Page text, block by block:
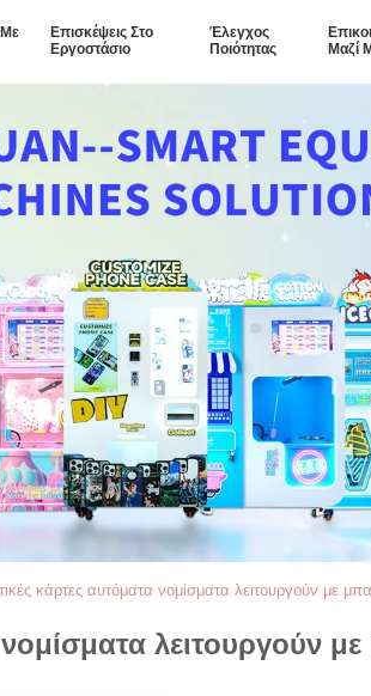
Με
Επισκέψεις Στο
Εργοστάσιο
Έλεγχος
Ποιότητας
Μαζί
κάρτες αυτόματα νομίσματα λειτουργούν με
λειτουργούν